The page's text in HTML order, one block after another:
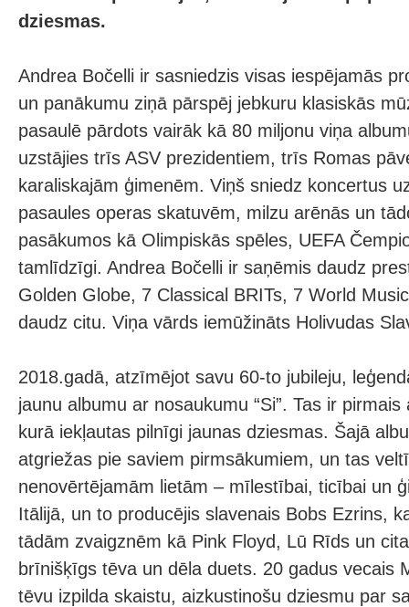
dziesmas.
Andrea Bočelli ir sasniedzis visas iespējamās
un panākumu ziņā pārspēj jebkuru klasiskās
pasaulē pārdots vairāk kā 80 miljonu viņa
uzstājies trīs ASV prezidentiem, trīs Romas
karaliskajām ģimenēm. Viņš sniedz koncertus
pasaules operas skatuvēm, milzu arēnās un
pasākumos kā Olimpiskās spēles, UEFA
tamlīdzīgi. Andrea Bočelli ir saņēmis daudz
Golden Globe, 7 Classical BRITs, 7 World
daudz citu. Viņa vārds iemūžināts Holivudas
2018.gadā, atzīmējot savu 60-to jubileju,
jaunu albumu ar nosaukumu “Si”. Tas ir
kurā iekļautas pilnīgi jaunas dziesmas. Šajā
atgriežas pie saviem pirmsākumiem, un tas
nenovērtējamām lietām – mīlestībai, ticībai un
Itālijā, un to producējis slavenais Bobs Ezrins,
tādām zvaigznēm kā Pink Floyd, Lū Rīds un
brīnišķīgs tēva un dēla duets. 20 gadus vecais
tēvu izpilda skaistu, aizkustinošu dziesmu par